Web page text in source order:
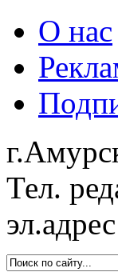
О нас
Тел.